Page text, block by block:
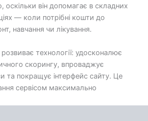
оскільки він допомагає в складних
— коли потрібні кошти до
навчання чи лікування.
технології: удосконалює
скорингу, впроваджує
та покращує інтерфейс сайту. Це
сервісом максимально